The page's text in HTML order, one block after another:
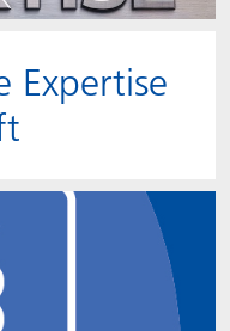
Expertise